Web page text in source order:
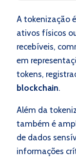
A tokenização
ativos físicos
recebíveis,
em
tokens,
blockchain.
Além da
também é
de dados
informações